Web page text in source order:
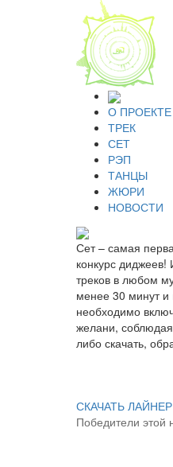
О ПРОЕКТЕ
ТРЕК
СЕТ
РЭП
ТАНЦЫ
ЖЮРИ
НОВОСТИ
Сет – самая
конкурс
треков в любом
менее 30 минут и
необходимо
желани,
либо скачать,
СКАЧАТЬ
Победители этой